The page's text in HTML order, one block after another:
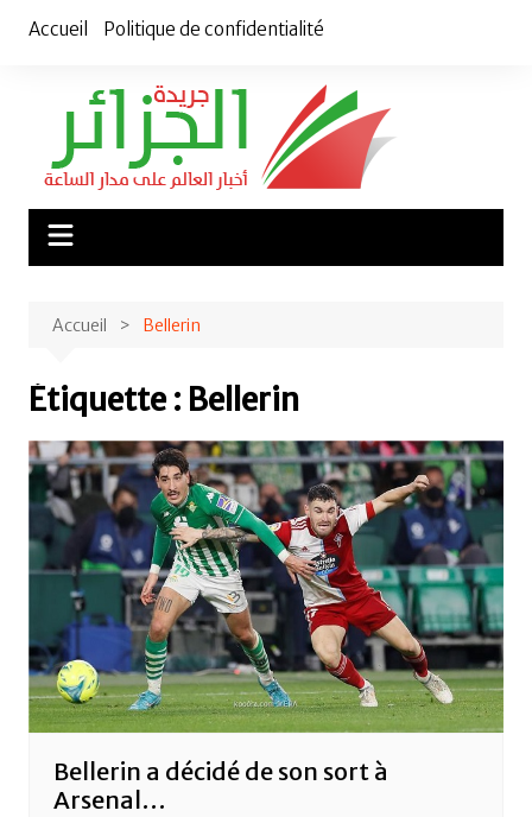
Accueil Politique de confidentialité
Accueil Bellerin
Étiquette : Bellerin
Bellerin a décidé de son sort à
Arsenal…